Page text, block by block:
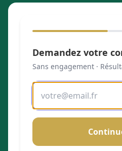
Demandez votre
Sans engagement ·